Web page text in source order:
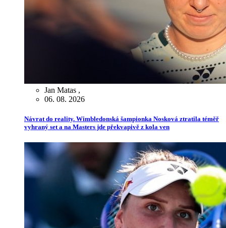
Jan Matas ,
06. 08. 2026
Návrat do reality. Wimbledonská šampionka Nosková ztratila téměř
vyhraný set a na Masters jde překvapivě z kola ven